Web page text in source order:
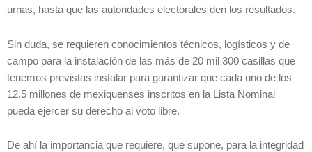
urnas, hasta que las autoridades electorales den los resultados.
Sin duda, se requieren conocimientos técnicos, logísticos y de
campo para la instalación de las más de 20 mil 300 casillas que
tenemos previstas instalar para garantizar que cada uno de los
12.5 millones de mexiquenses inscritos en la Lista Nominal
pueda ejercer su derecho al voto libre.
De ahí la importancia que requiere, que supone, para la integridad